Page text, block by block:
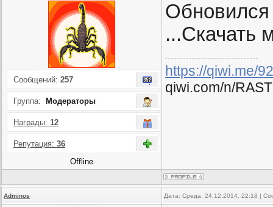
Сообщений: 257
Группа: Модераторы
Награды: 12
Репутация: 36
Offline
...Скачать
https://qiwi.me/
qiwi.com/n/
Adminos Дата: Среда, 24.12.2014, 22:18 |